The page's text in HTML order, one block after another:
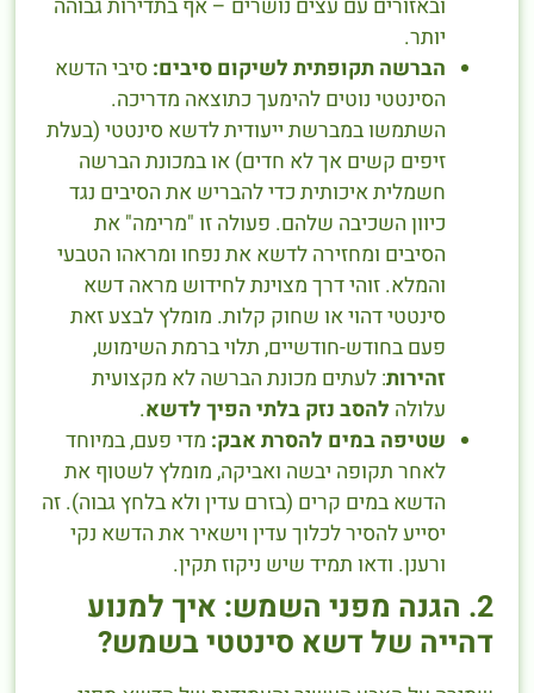
ובאזורים עם עצים נושרים – אף בתדירות גבוהה
יותר.
הברשה תקופתית לשיקום סיבים: סיבי הדשא
הסינטטי נוטים להימעך כתוצאה מדריכה.
השתמשו במברשת ייעודית לדשא סינטטי (בעלת
זיפים קשים אך לא חדים) או במכונת הברשה
חשמלית איכותית כדי להבריש את הסיבים נגד
כיוון השכיבה שלהם. פעולה זו "מרימה" את
הסיבים ומחזירה לדשא את נפחו ומראהו הטבעי
והמלא. זוהי דרך מצוינת לחידוש מראה דשא
סינטטי דהוי או שחוק קלות. מומלץ לבצע זאת
פעם בחודש-חודשיים, תלוי ברמת השימוש,
זהירות: לעתים מכונת הברשה לא מקצועית
עלולה להסב נזק בלתי הפיך לדשא.
שטיפה במים להסרת אבק: מדי פעם, במיוחד
לאחר תקופה יבשה ואביקה, מומלץ לשטוף את
הדשא במים קרים (בזרם עדין ולא בלחץ גבוה). זה
יסייע להסיר לכלוך עדין וישאיר את הדשא נקי
ורענן. ודאו תמיד שיש ניקוז תקין.
2. הגנה מפני השמש: איך למנוע
דהייה של דשא סינטטי בשמש?